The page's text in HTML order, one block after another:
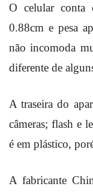
O celular conta
0.88cm e pesa
não incomoda
diferente de
A traseira do
câmeras; flash e
é em plástico,
A fabricante